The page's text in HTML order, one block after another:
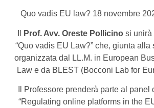
Quo vadis EU law? 18 novembre
Prof. Avv. Oreste Pollicino si unirà
“Quo vadis EU Law?” che, giunta alla
organizzata dal LL.M. in European
Law e da BLEST (Bocconi Lab for
Il Professore prenderà parte al panel
“Regulating online platforms in the